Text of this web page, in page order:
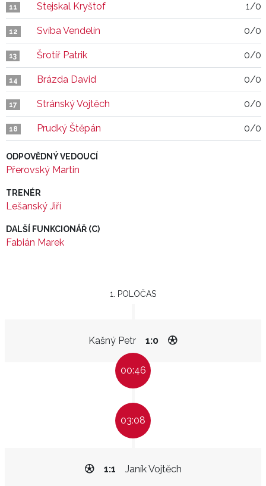
11 Stejskal Kryštof 1/0
12 Svíba Vendelín 0/0
13 Šrotíř Patrik 0/0
14 Brázda David 0/0
17 Stránský Vojtěch 0/0
18 Prudký Štěpán 0/0
ODPOVĚDNÝ VEDOUCÍ
Přerovský Martin
TRENÉR
Lešanský Jiří
DALŠÍ FUNKCIONÁŘ (C)
Fabián Marek
1. POLOČAS
Kašný Petr 1:0
00:46
03:08
Janík Vojtěch
1:1